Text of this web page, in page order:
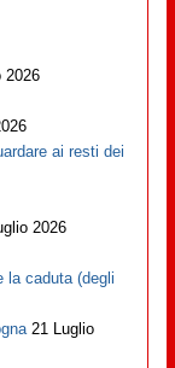
2026
ai resti dei
2026
la caduta (degli
21 Luglio